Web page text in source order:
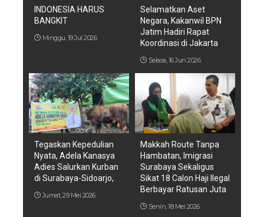
INDONESIA HARUS
BANGKIT
Minggu, 19 Jul 2026
Selamatkan Aset
Negara, Kakanwil BPN
Jatim Hadiri Rapat
Koordinasi di Jakarta
Selasa, 16 Jun 2026
Tegaskan Kepedulian
Nyata, Adela Kanasya
Adies Salurkan Kurban
di Surabaya-Sidoarjo,
Jumat, 29 Mei 2026
Makkah Route Tanpa
Hambatan, Imigrasi
Surabaya Sekaligus
Sikat 18 Calon Haji Ilegal
Berbayar Ratusan Juta
Senin, 18 Mei 2026